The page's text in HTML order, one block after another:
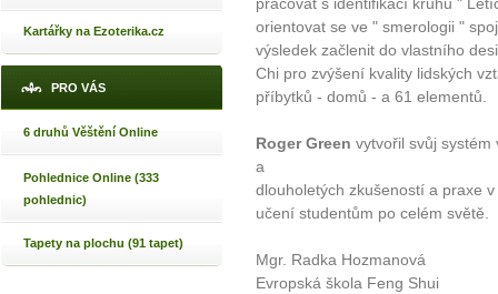
Kartářky na Ezoterika.cz
PRO VÁS
6 druhů Věštění Online
Pohlednice Online (333
pohlednic)
Tapety na plochu (91 tapet)
orientovat se ve " smerologii "
výsledek začlenit do vlastního
Chi pro zvýšení kvality lidských
příbytků - domů - a 61 elementů.
Roger Green vytvořil svůj systém
a
dlouholetých zkušeností a praxe
učení studentům po celém světě.
Mgr. Radka Hozmanová
Evropská škola Feng Shui